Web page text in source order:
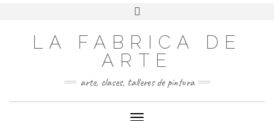
LA FABRICA DE
ARTE
arte, clases, talleres de pintura
Cambiar modo de navegación